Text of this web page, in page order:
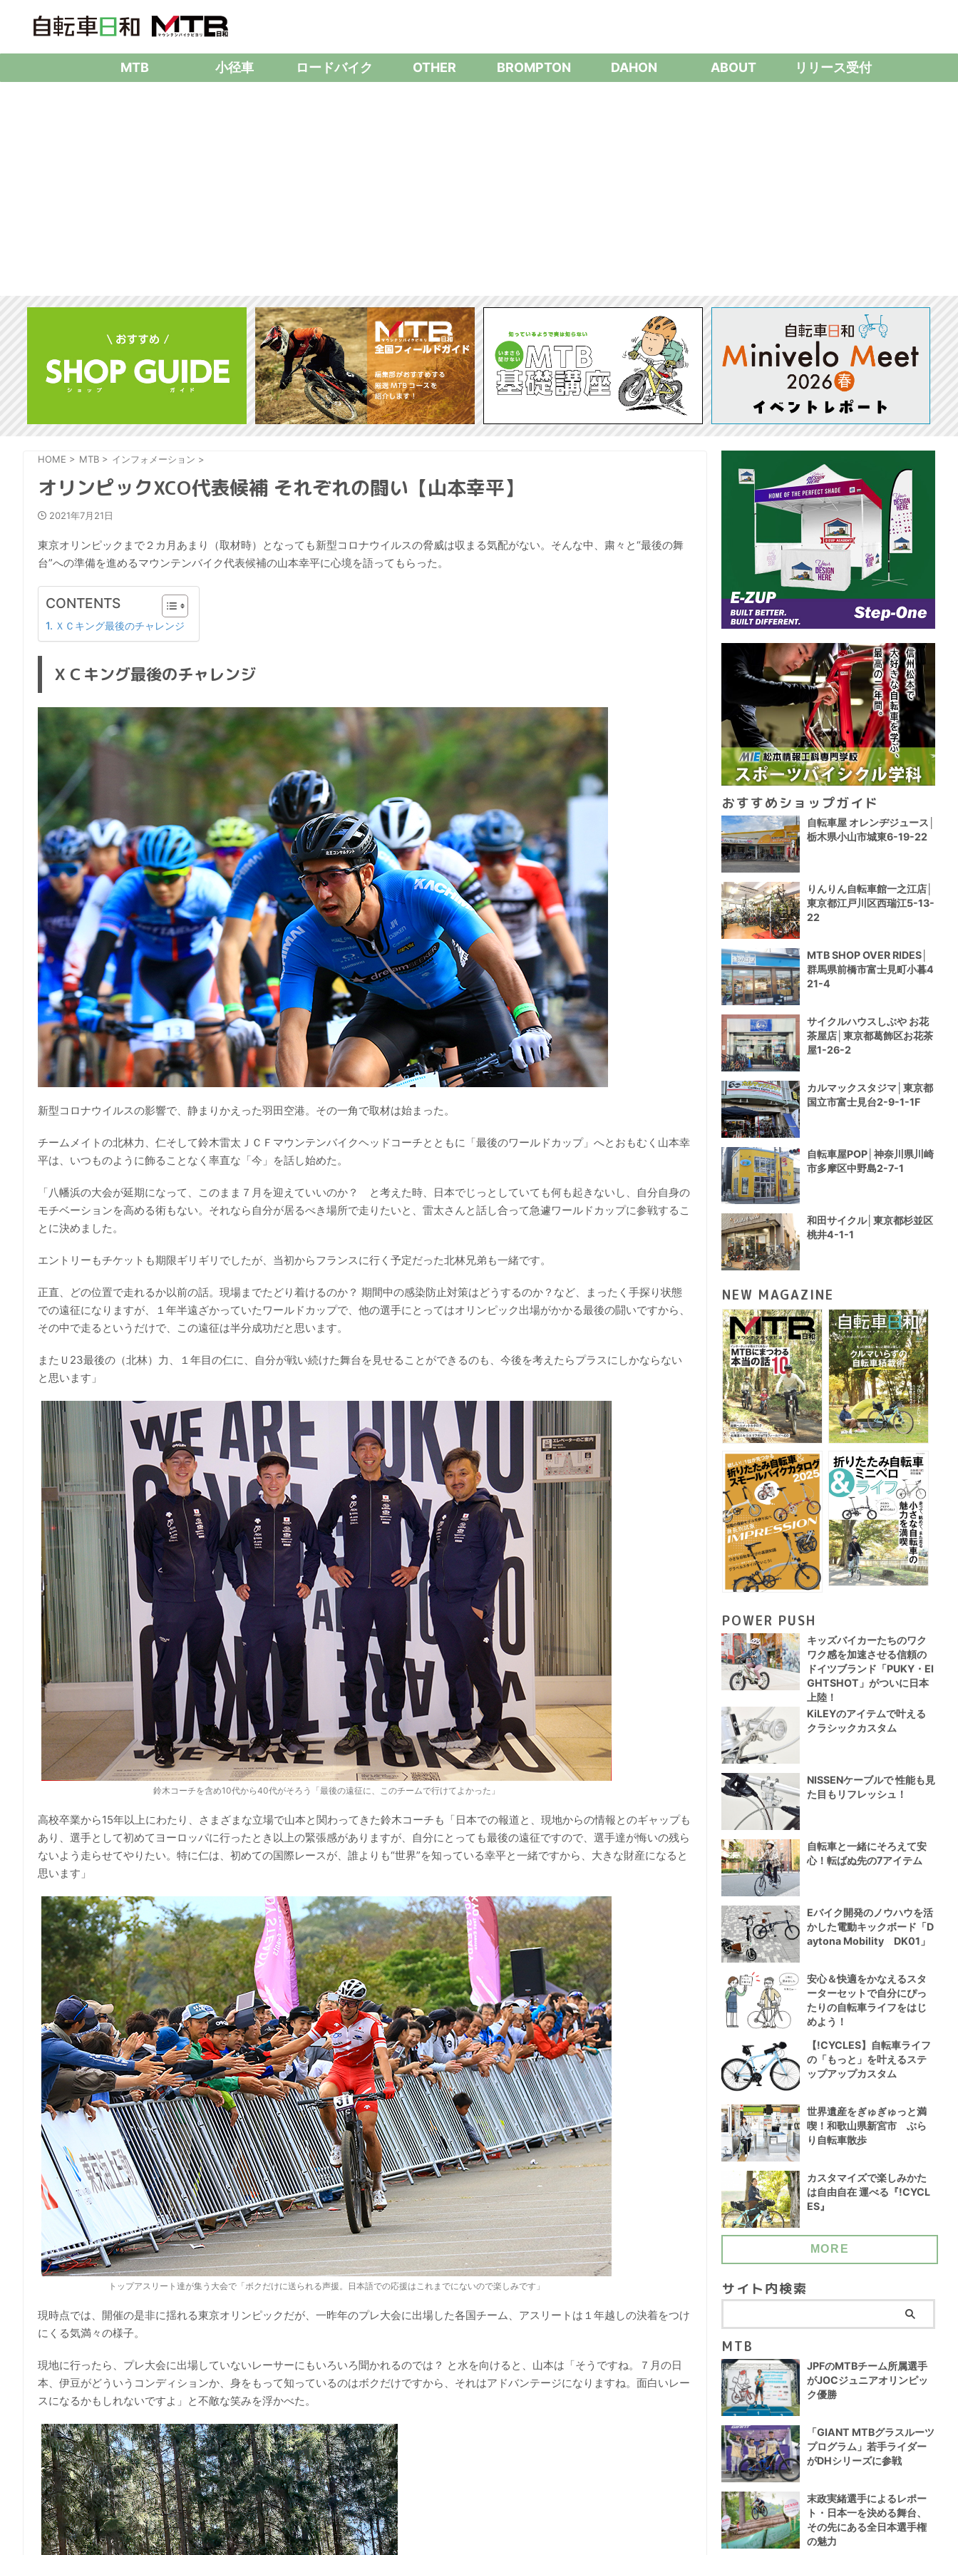
MTB 小径車 ロードバイク OTHER BROMPTON DAHON ABOUT リリース受付
HOME > MTB > インフォメーション >
オリンピックXCO代表候補 それぞれの闘い【山本幸平】
2021年7月21日
東京オリンピックまで２カ月あまり（取材時）となっても新型コロナウイルスの脅威は収まる気配がない。そんな中、粛々と“最後の舞
台”への準備を進めるマウンテンバイク代表候補の山本幸平に心境を語ってもらった。
CONTENTS
ＸＣキング最後のチャレンジ
ＸＣキング最後のチャレンジ
新型コロナウイルスの影響で、静まりかえった羽田空港。その一角で取材は始まった。
チームメイトの北林力、仁そして鈴木雷太ＪＣＦマウンテンバイクヘッドコーチとともに「最後のワールドカップ」へとおもむく山本幸
平は、いつものように飾ることなく率直な「今」を話し始めた。
「八幡浜の大会が延期になって、このまま７月を迎えていいのか？ と考えた時、日本でじっとしていても何も起きないし、自分自身の
モチベーションを高める術もない。それなら自分が居るべき場所で走りたいと、雷太さんと話し合って急遽ワールドカップに参戦するこ
とに決めました。
エントリーもチケットも期限ギリギリでしたが、当初からフランスに行く予定だった北林兄弟も一緒です。
正直、どの位置で走れるか以前の話。現場までたどり着けるのか？ 期間中の感染防止対策はどうするのか？など、まったく手探り状態
での遠征になりますが、１年半遠ざかっていたワールドカップで、他の選手にとってはオリンピック出場がかかる最後の闘いですから、
その中で走るというだけで、この遠征は半分成功だと思います。
またＵ23最後の（北林）力、１年目の仁に、自分が戦い続けた舞台を見せることができるのも、今後を考えたらプラスにしかならない
と思います」
鈴木コーチを含め10代から40代がそろう「最後の遠征に、このチームで行けてよかった」
高校卒業から15年以上にわたり、さまざまな立場で山本と関わってきた鈴木コーチも「日本での報道と、現地からの情報とのギャップも
あり、選手として初めてヨーロッパに行ったとき以上の緊張感がありますが、自分にとっても最後の遠征ですので、選手達が悔いの残ら
ないよう走らせてやりたい。特に仁は、初めての国際レースが、誰よりも“世界”を知っている幸平と一緒ですから、大きな財産になると
思います」
トップアスリート達が集う大会で「ボクだけに送られる声援。日本語での応援はこれまでにないので楽しみです」
現時点では、開催の是非に揺れる東京オリンピックだが、一昨年のプレ大会に出場した各国チーム、アスリートは１年越しの決着をつけ
にくる気満々の様子。
現地に行ったら、プレ大会に出場していないレーサーにもいろいろ聞かれるのでは？ と水を向けると、山本は「そうですね。７月の日
本、伊豆がどういうコンディションか、身をもって知っているのはボクだけですから、それはアドバンテージになりますね。面白いレー
スになるかもしれないですよ」と不敵な笑みを浮かべた。
おすすめショップガイド
自転車屋 オレンヂジュース│
栃木県小山市城東6-19-22
りんりん自転車館一之江店│
東京都江戸川区西瑞江5-13-
22
MTB SHOP OVER RIDES│
群馬県前橋市富士見町小暮4
21-4
サイクルハウスしぶや お花
茶屋店│東京都葛飾区お花茶
屋1-26-2
カルマックスタジマ│東京都
国立市富士見台2-9-1-1F
自転車屋POP│神奈川県川崎
市多摩区中野島2-7-1
和田サイクル│東京都杉並区
桃井4-1-1
NEW MAGAZINE
POWER PUSH
キッズバイカーたちのワク
ワク感を加速させる信頼の
ドイツブランド「PUKY・EI
GHTSHOT」がついに日本
上陸！
KiLEYのアイテムで叶える
クラシックカスタム
NISSENケーブルで 性能も見
た目もリフレッシュ！
自転車と一緒にそろえて安
心！転ばぬ先の7アイテム
Eバイク開発のノウハウを活
かした電動キックボード「D
aytona Mobility DK01」
安心＆快適をかなえるスタ
ーターセットで自分にぴっ
たりの自転車ライフをはじ
めよう！
【!CYCLES】自転車ライフ
の「もっと」を叶えるステ
ップアップカスタム
世界遺産をぎゅぎゅっと満
喫！和歌山県新宮市 ぶら
り自転車散歩
カスタマイズで楽しみかた
は自由自在 運べる『!CYCL
ES』
MORE
サイト内検索
MTB
JPFのMTBチーム所属選手
がJOCジュニアオリンピッ
ク優勝
「GIANT MTBグラスルーツ
プログラム」若手ライダー
がDHシリーズに参戦
末政実緒選手によるレポー
ト・日本一を決める舞台、
その先にある全日本選手権
の魅力